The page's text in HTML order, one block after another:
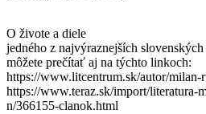
O živote a diele
jedného z najvýraznejších
môžete prečítať aj na týchto linkoch:
https://www.litcentrum.sk/autor/milan-
https://www.teraz.sk/import/literatura-
n/366155-clanok.html